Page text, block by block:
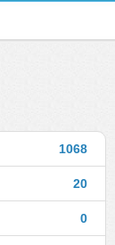
1068
20
0